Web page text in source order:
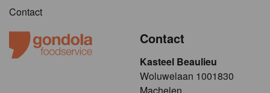
Contact
Contact
Kasteel Beaulieu
​​​Woluwelaan 1001830
Machelen